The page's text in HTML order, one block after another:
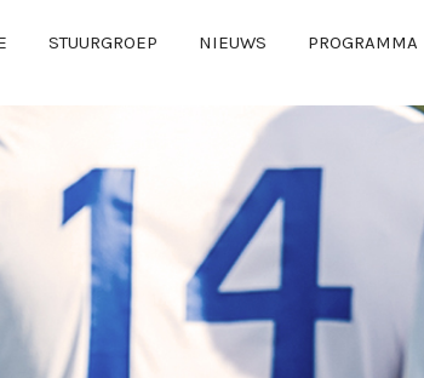
STUURGROEP NIEUWS PROGRAMMA